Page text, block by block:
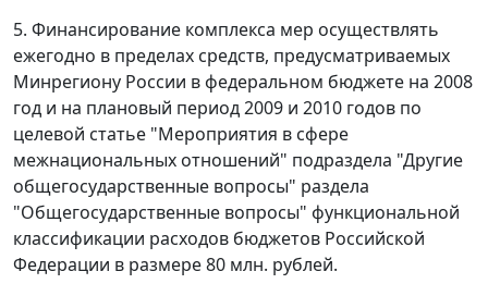
5. Финансирование комплекса мер осуществлять
ежегодно в пределах средств, предусматриваемых
Минрегиону России в федеральном бюджете на 2008
год и на плановый период 2009 и 2010 годов по
целевой статье "Мероприятия в сфере
межнациональных отношений" подраздела "Другие
общегосударственные вопросы" раздела
"Общегосударственные вопросы" функциональной
классификации расходов бюджетов Российской
Федерации в размере 80 млн. рублей.